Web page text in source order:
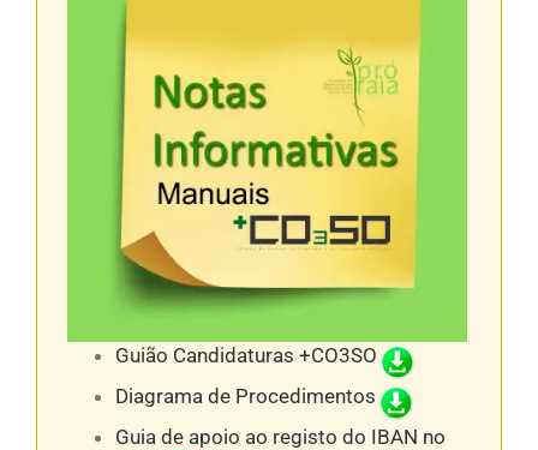
Guião Candidaturas +CO3SO
Diagrama de Procedimentos
Guia de apoio ao registo do IBAN no